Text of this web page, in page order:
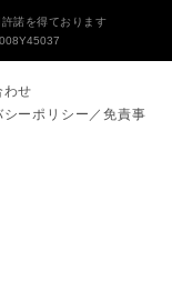
諾を得ております
わせ
シーポリシー／免責事